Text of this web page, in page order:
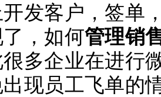
发客户，签单
，如何管理销
多企业在进行
现员工飞单的